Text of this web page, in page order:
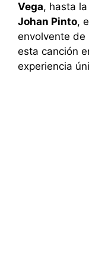
Vega, hasta
Johan Pinto,
envolvente de
esta canción
experiencia